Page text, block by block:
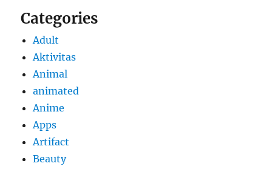
Categories
Adult
Aktivitas
Animal
animated
Anime
Apps
Artifact
Beauty